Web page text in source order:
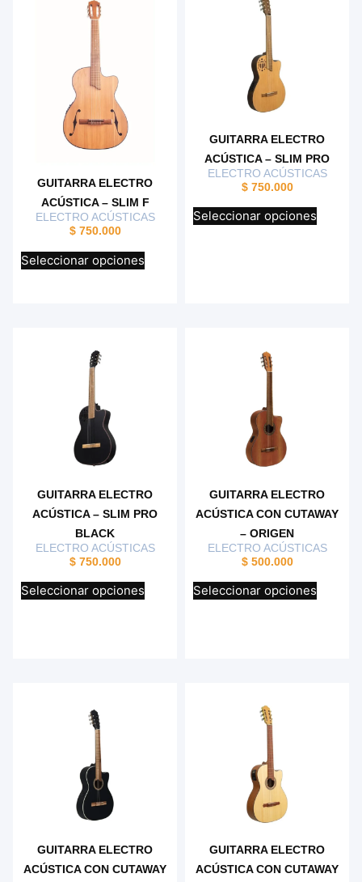
GUITARRA ELECTRO
ACÚSTICA – SLIM F
ELECTRO ACÚSTICAS
$750.000
Seleccionar opciones
GUITARRA ELECTRO
ACÚSTICA – SLIM PRO
ELECTRO ACÚSTICAS
$750.000
Seleccionar opciones
GUITARRA ELECTRO
ACÚSTICA – SLIM PRO
BLACK
ELECTRO ACÚSTICAS
$750.000
Seleccionar opciones
GUITARRA ELECTRO
ACÚSTICA CON CUTAWAY
– ORIGEN
ELECTRO ACÚSTICAS
$500.000
Seleccionar opciones
GUITARRA ELECTRO
ACÚSTICA CON CUTAWAY
GUITARRA ELECTRO
ACÚSTICA CON CUTAWAY